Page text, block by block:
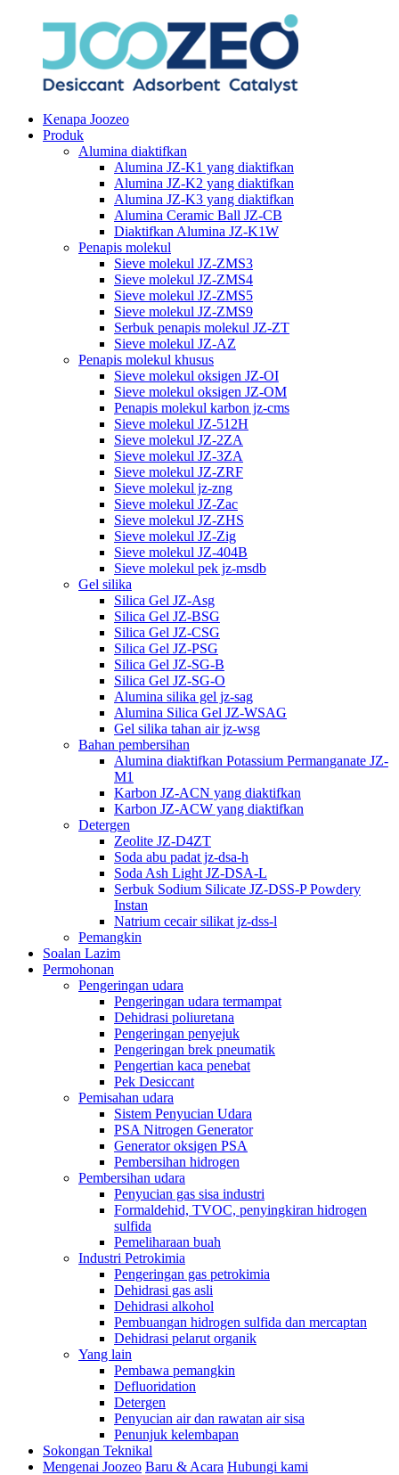
Kenapa Joozeo
Produk
Alumina diaktifkan
Alumina JZ-K1 yang diaktifkan
Alumina JZ-K2 yang diaktifkan
Alumina JZ-K3 yang diaktifkan
Alumina Ceramic Ball JZ-CB
Diaktifkan Alumina JZ-K1W
Penapis molekul
Sieve molekul JZ-ZMS3
Sieve molekul JZ-ZMS4
Sieve molekul JZ-ZMS5
Sieve molekul JZ-ZMS9
Serbuk penapis molekul JZ-ZT
Sieve molekul JZ-AZ
Penapis molekul khusus
Sieve molekul oksigen JZ-OI
Sieve molekul oksigen JZ-OM
Penapis molekul karbon jz-cms
Sieve molekul JZ-512H
Sieve molekul JZ-2ZA
Sieve molekul JZ-3ZA
Sieve molekul JZ-ZRF
Sieve molekul jz-zng
Sieve molekul JZ-Zac
Sieve molekul JZ-ZHS
Sieve molekul JZ-Zig
Sieve molekul JZ-404B
Sieve molekul pek jz-msdb
Gel silika
Silica Gel JZ-Asg
Silica Gel JZ-BSG
Silica Gel JZ-CSG
Silica Gel JZ-PSG
Silica Gel JZ-SG-B
Silica Gel JZ-SG-O
Alumina silika gel jz-sag
Alumina Silica Gel JZ-WSAG
Gel silika tahan air jz-wsg
Bahan pembersihan
Alumina diaktifkan Potassium Permanganate JZ-
M1
Karbon JZ-ACN yang diaktifkan
Karbon JZ-ACW yang diaktifkan
Detergen
Zeolite JZ-D4ZT
Soda abu padat jz-dsa-h
Soda Ash Light JZ-DSA-L
Serbuk Sodium Silicate JZ-DSS-P Powdery
Instan
Natrium cecair silikat jz-dss-l
Pemangkin
Soalan Lazim
Permohonan
Pengeringan udara
Pengeringan udara termampat
Dehidrasi poliuretana
Pengeringan penyejuk
Pengeringan brek pneumatik
Pengertian kaca penebat
Pek Desiccant
Pemisahan udara
Sistem Penyucian Udara
PSA Nitrogen Generator
Generator oksigen PSA
Pembersihan hidrogen
Pembersihan udara
Penyucian gas sisa industri
Formaldehid, TVOC, penyingkiran hidrogen
sulfida
Pemeliharaan buah
Industri Petrokimia
Pengeringan gas petrokimia
Dehidrasi gas asli
Dehidrasi alkohol
Pembuangan hidrogen sulfida dan mercaptan
Dehidrasi pelarut organik
Yang lain
Pembawa pemangkin
Defluoridation
Detergen
Penyucian air dan rawatan air sisa
Penunjuk kelembapan
Sokongan Teknikal
Mengenai Joozeo Baru & Acara Hubungi kami